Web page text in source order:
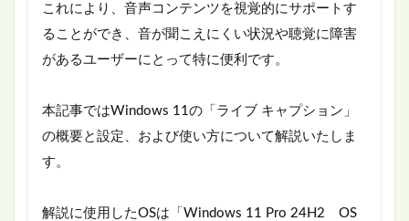
これにより、音声コンテンツを視覚的にサポートす
ることができ、音が聞こえにくい状況や聴覚に障害
があるユーザーにとって特に便利です。
本記事ではWindows 11の「ライブ キャプション」
の概要と設定、および使い方について解説いたしま
す。
解説に使用したOSは「Windows 11 Pro 24H2 OS